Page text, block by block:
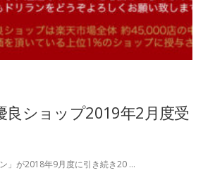
良ショップ2019年2月度受
」が2018年9月度に引き続き20 …